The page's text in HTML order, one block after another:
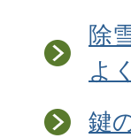
除
よ
鍵